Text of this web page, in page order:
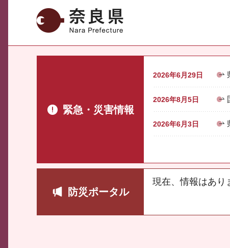
奈良県
緊急・災害情報
2026年6月29日
2026年8月5日
2026年6月3日
防災ポータル
現在、情報はあり